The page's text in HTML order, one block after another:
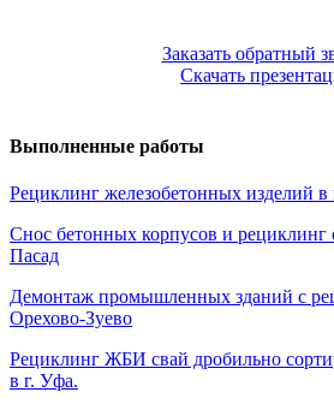
Заказать обратный
Скачать
Выполненные работы
Рециклинг железобетонных изделий в
Снос бетонных корпусов и рециклинг
Пасад
Демонтаж промышленных зданий с
Орехово-Зуево
Рециклинг ЖБИ свай дробильно
в г. Уфа.